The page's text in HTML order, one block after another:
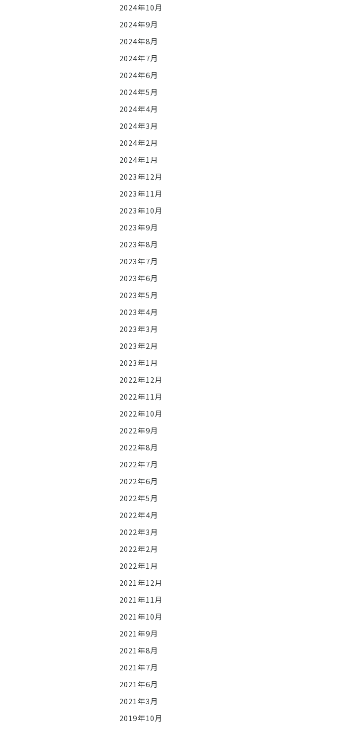
2024年10月
2024年9月
2024年8月
2024年7月
2024年6月
2024年5月
2024年4月
2024年3月
2024年2月
2024年1月
2023年12月
2023年11月
2023年10月
2023年9月
2023年8月
2023年7月
2023年6月
2023年5月
2023年4月
2023年3月
2023年2月
2023年1月
2022年12月
2022年11月
2022年10月
2022年9月
2022年8月
2022年7月
2022年6月
2022年5月
2022年4月
2022年3月
2022年2月
2022年1月
2021年12月
2021年11月
2021年10月
2021年9月
2021年8月
2021年7月
2021年6月
2021年3月
2019年10月